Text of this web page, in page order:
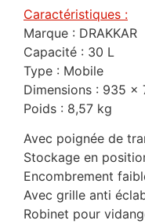
Caractéristiques :
Marque : DRAKKAR
Capacité : 30 L
Type : Mobile
Dimensions : 935 x
Poids : 8,57 kg
Avec poignée de
Stockage en
Encombrement
Avec grille anti
Robinet pour